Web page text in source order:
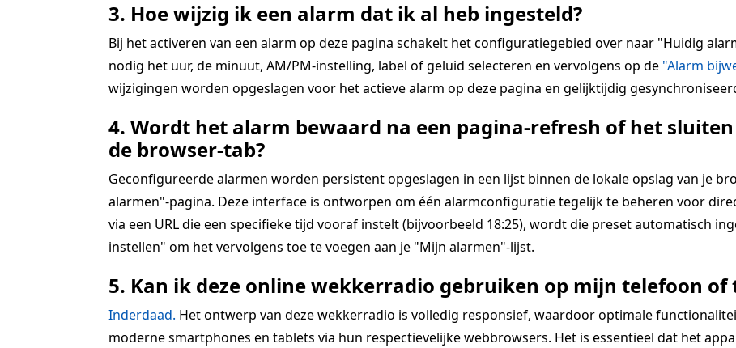
3. Hoe wijzig ik een alarm dat ik al heb ingesteld?
Bij het activeren van een alarm op deze pagina schakelt het configuratiegebied over naar "Huidig
nodig het uur, de minuut, AM/PM-instelling, label of geluid selecteren en vervolgens op de "Alarm
wijzigingen worden opgeslagen voor het actieve alarm op deze pagina en gelijktijdig
4. Wordt het alarm bewaard na een pagina-refresh of het
de browser-tab?
Geconfigureerde alarmen worden persistent opgeslagen in een lijst binnen de lokale opslag van je
alarmen"-pagina. Deze interface is ontworpen om één alarmconfiguratie tegelijk te beheren voor
via een URL die een specifieke tijd vooraf instelt (bijvoorbeeld 18:25), wordt die preset automatisch
instellen" om het vervolgens toe te voegen aan je "Mijn alarmen"-lijst.
5. Kan ik deze online wekkerradio gebruiken op mijn telefoon of
Inderdaad. Het ontwerp van deze wekkerradio is volledig responsief, waardoor optimale
moderne smartphones en tablets via hun respectievelijke webbrowsers. Het is essentieel dat het